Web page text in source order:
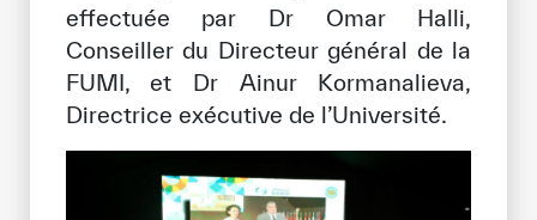
effectuée par Dr Omar Halli,
Conseiller du Directeur général de la
FUMI, et Dr Ainur Kormanalieva,
Directrice exécutive de l’Université.